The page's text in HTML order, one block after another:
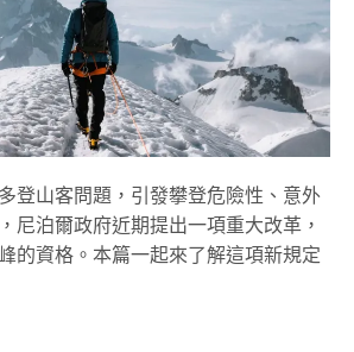
登山客問題，引發攀登危險性、意外
尼泊爾政府近期提出一項重大改革，
的資格。本篇一起來了解這項新規定